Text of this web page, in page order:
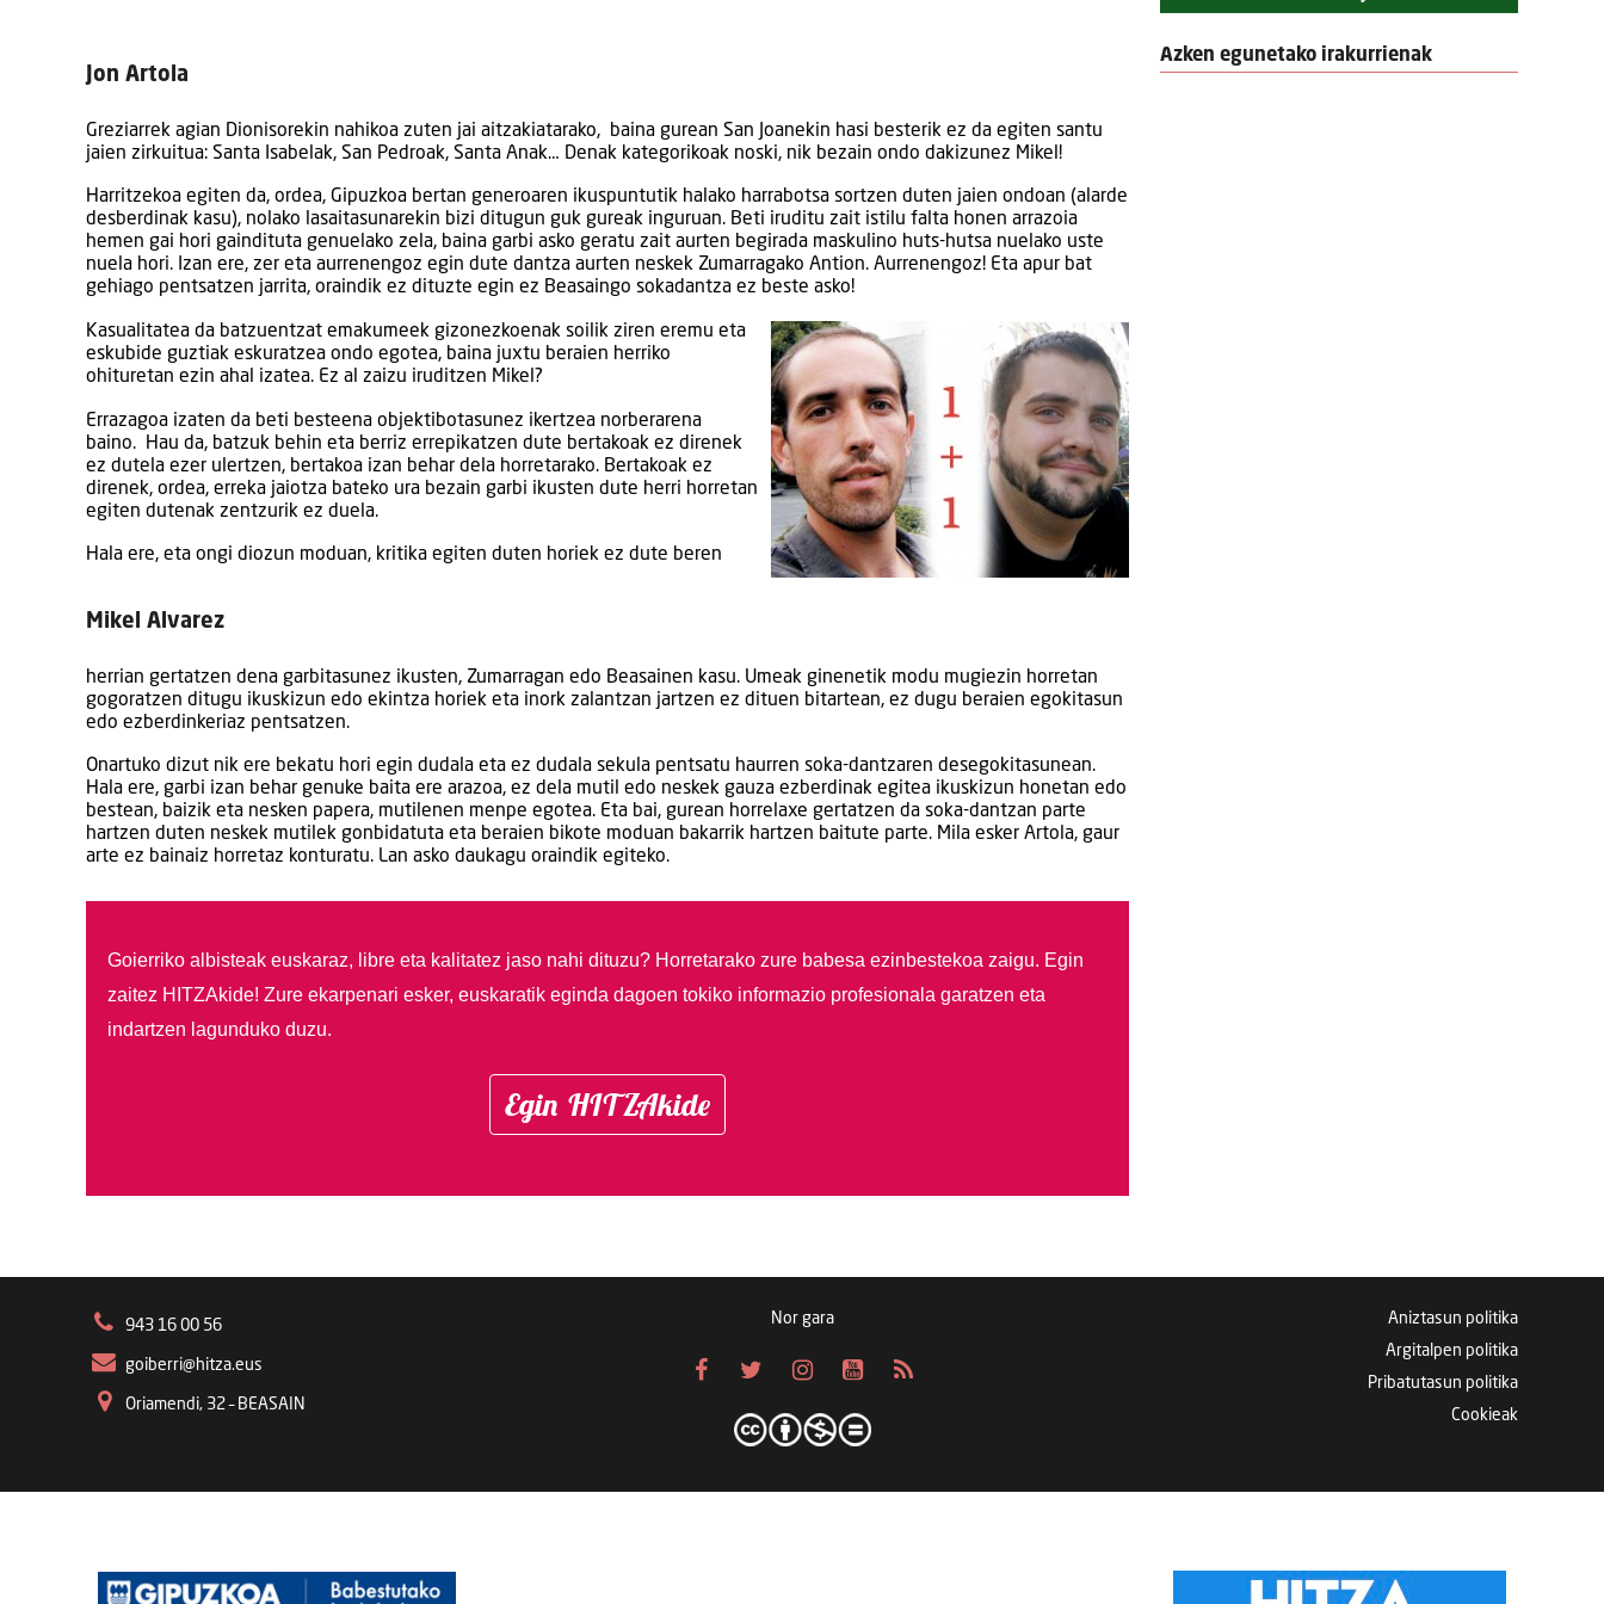
Jon Artola
Greziarrek agian Dionisorekin nahikoa zuten jai aitzakiatarako, baina gurean San Joanekin hasi besterik ez da egiten santu
jaien zirkuitua: Santa Isabelak, San Pedroak, Santa Anak… Denak kategorikoak noski, nik bezain ondo dakizunez Mikel!
Harritzekoa egiten da, ordea, Gipuzkoa bertan generoaren ikuspuntutik halako harrabotsa sortzen duten jaien ondoan (alarde
desberdinak kasu), nolako lasaitasunarekin bizi ditugun guk gureak inguruan. Beti iruditu zait istilu falta honen arrazoia
hemen gai hori gaindituta genuelako zela, baina garbi asko geratu zait aurten begirada maskulino huts-hutsa nuelako uste
nuela hori. Izan ere, zer eta aurrenengoz egin dute dantza aurten neskek Zumarragako Antion. Aurrenengoz! Eta apur bat
gehiago pentsatzen jarrita, oraindik ez dituzte egin ez Beasaingo sokadantza ez beste asko!
Kasualitatea da batzuentzat emakumeek gizonezkoenak soilik ziren eremu eta
eskubide guztiak eskuratzea ondo egotea, baina juxtu beraien herriko
ohituretan ezin ahal izatea. Ez al zaizu iruditzen Mikel?
Mikel Alvarez
Errazagoa izaten da beti besteena objektibotasunez ikertzea norberarena
baino. Hau da, batzuk behin eta berriz errepikatzen dute bertakoak ez direnek
ez dutela ezer ulertzen, bertakoa izan behar dela horretarako. Bertakoak ez
direnek, ordea, erreka jaiotza bateko ura bezain garbi ikusten dute herri horretan
egiten dutenak zentzurik ez duela.
Hala ere, eta ongi diozun moduan, kritika egiten duten horiek ez dute beren
herrian gertatzen dena garbitasunez ikusten, Zumarragan edo Beasainen kasu. Umeak ginenetik modu mugiezin horretan
gogoratzen ditugu ikuskizun edo ekintza horiek eta inork zalantzan jartzen ez dituen bitartean, ez dugu beraien egokitasun
edo ezberdinkeriaz pentsatzen.
Onartuko dizut nik ere bekatu hori egin dudala eta ez dudala sekula pentsatu haurren soka-dantzaren desegokitasunean.
Hala ere, garbi izan behar genuke baita ere arazoa, ez dela mutil edo neskek gauza ezberdinak egitea ikuskizun honetan edo
bestean, baizik eta nesken papera, mutilenen menpe egotea. Eta bai, gurean horrelaxe gertatzen da soka-dantzan parte
hartzen duten neskek mutilek gonbidatuta eta beraien bikote moduan bakarrik hartzen baitute parte. Mila esker Artola, gaur
arte ez bainaiz horretaz konturatu. Lan asko daukagu oraindik egiteko.
Goierriko albisteak euskaraz, libre eta kalitatez jaso nahi dituzu? Horretarako zure babesa ezinbestekoa zaigu. Egin
zaitez HITZAkide! Zure ekarpenari esker, euskaratik eginda dagoen tokiko informazio profesionala garatzen eta
indartzen lagunduko duzu.
Egin HITZAkide
Azken egunetako irakurrienak
943 16 00 56
goiberri@hitza.eus
Oriamendi, 32 – BEASAIN
Nor gara
Aniztasun politika
Argitalpen politika
Pribatutasun politika
Cookieak